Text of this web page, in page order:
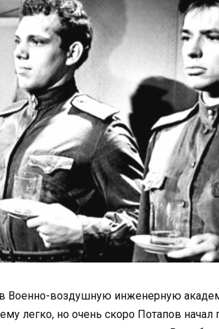
в Военно-воздушную инженерную
легко, но очень скоро Потапов начал